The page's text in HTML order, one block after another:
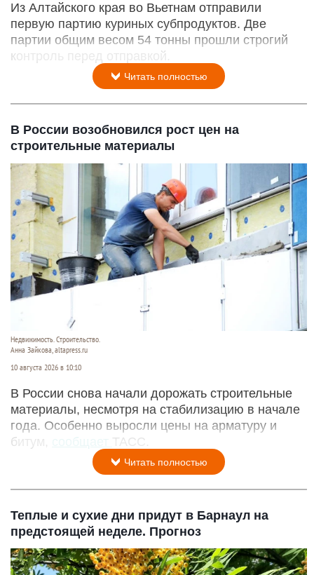
Из Алтайского края во Вьетнам отправили
первую партию куриных субпродуктов. Две
партии общим весом 54 тонны прошли строгий
контроль перед отправкой.
Читать полностью
В России возобновился рост цен на
строительные материалы
Недвижимость. Строительство.
Анна Зайкова, altapress.ru
10 августа 2026 в 10:10
В России снова начали дорожать строительные
материалы, несмотря на стабилизацию в начале
года. Особенно выросли цены на арматуру и
битум,
сообщает ТАСС.
Читать полностью
Теплые и сухие дни придут в Барнаул на
предстоящей неделе. Прогноз